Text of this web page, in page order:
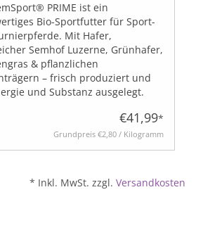
PRIME ist ein
Bio-Sportfutter für Sport-
Mit Hafer,
Semhof Luzerne, Grünhafer,
& pflanzlichen
– frisch produziert und
und Substanz ausgelegt.
€41,99*
Grundpreis €2,80 / Kilogramm
* Inkl. MwSt. zzgl. Versandkosten